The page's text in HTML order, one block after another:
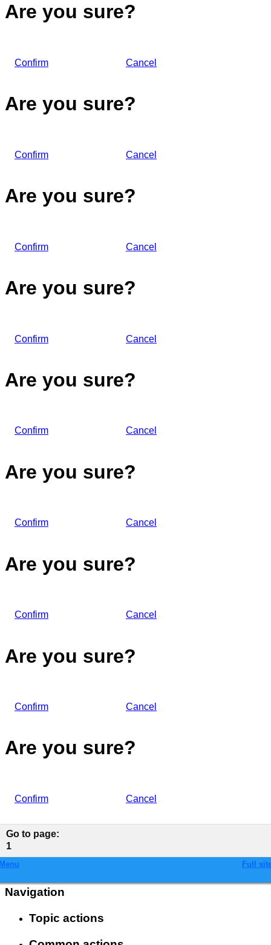
Are you sure?
Confirm Cancel
Are you sure?
Confirm Cancel
Are you sure?
Confirm Cancel
Are you sure?
Confirm Cancel
Are you sure?
Confirm Cancel
Are you sure?
Confirm Cancel
Are you sure?
Confirm Cancel
Are you sure?
Confirm Cancel
Are you sure?
Confirm Cancel
Go to page:
1
Full
Navigation
Topic actions